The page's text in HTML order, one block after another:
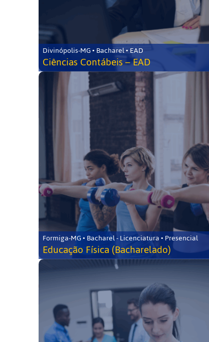
Divinópolis-MG • Bacharel • EAD
Ciências Contábeis – EAD
Formiga-MG • Bacharel - Licenciatura • Presencial
Educação Física (Bacharelado)